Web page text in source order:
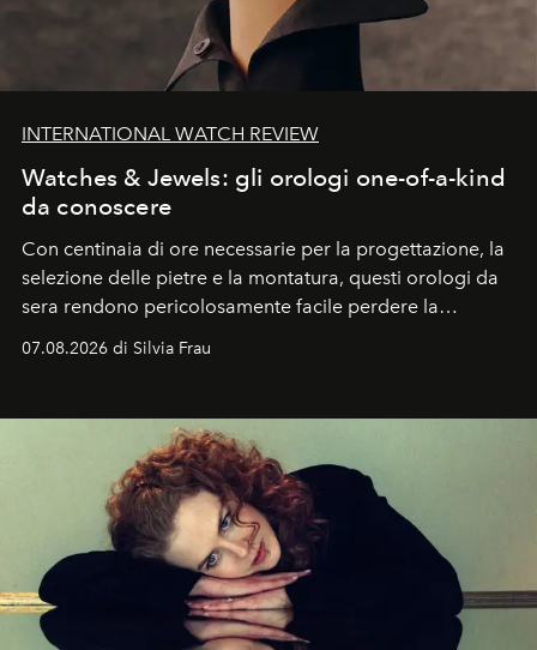
INTERNATIONAL WATCH REVIEW
Watches & Jewels: gli orologi one-of-a-kind
da conoscere
Con centinaia di ore necessarie per la progettazione, la
selezione delle pietre e la montatura, questi orologi da
sera rendono pericolosamente facile perdere la
cognizione del tempo. Ma con quadranti così
07.08.2026 di Silvia Frau